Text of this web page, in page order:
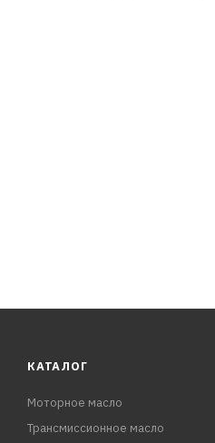
КАТАЛОГ
Моторное масло
Трансмиссионное масло